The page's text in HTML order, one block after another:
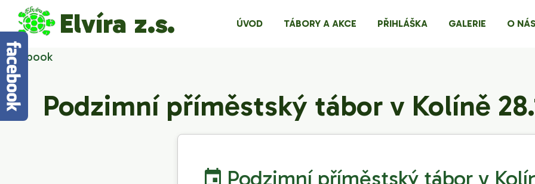
Elvíra z.s. ÚVOD TÁBORY A AKCE PŘIHLÁŠKA GALERIE O NÁS
Facebook
Podzimní příměstský tábor v Kolíně
Podzimní příměstský tábor v